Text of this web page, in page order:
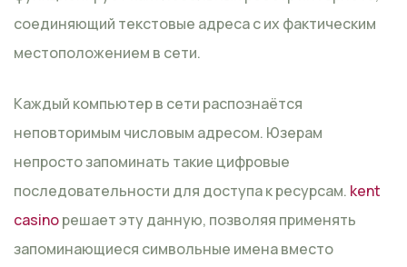
соединяющий текстовые адреса с их фактическим
местоположением в сети.
Каждый компьютер в сети распознаётся
неповторимым числовым адресом. Юзерам
непросто запоминать такие цифровые
последовательности для доступа к ресурсам. kent
casinoрешает эту данную, позволяя применять
запоминающиеся символьные имена вместо